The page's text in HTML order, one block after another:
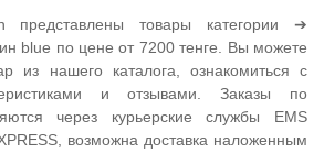
товары категории ➔
blue по цене от 7200 тенге. Вы можете
из нашего каталога, ознакомиться с
и отзывами. Заказы по
через курьерские службы EMS
возможна доставка наложенным